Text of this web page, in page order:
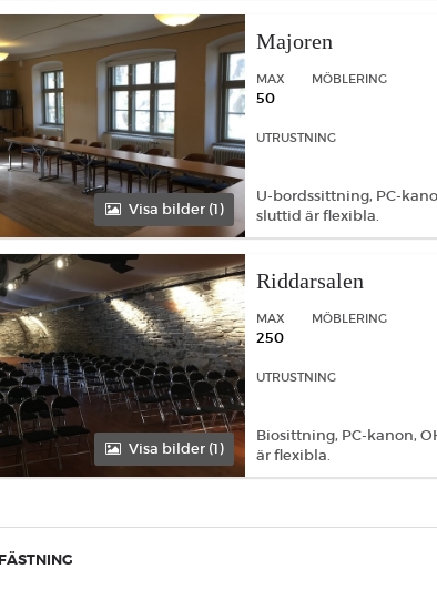
Visa bilder (1)
Majoren
MAX
50
MÖBLERING
UTRUSTNING
U-bordssittning, PC-
sluttid är flexibla.
Visa bilder (1)
Riddarsalen
MAX
250
MÖBLERING
UTRUSTNING
Biosittning, PC-kanon,
är flexibla.